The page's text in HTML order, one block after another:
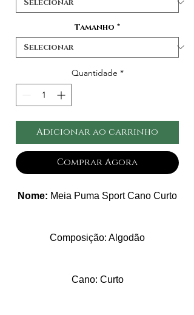
Tamanho *
Quantidade *
Adicionar ao carrinho
Comprar Agora
Nome: Meia Puma Sport Cano Curto
Composição: Algodão
Cano: Curto